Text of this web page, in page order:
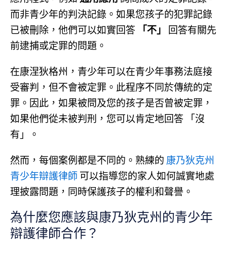
而非青少年的判決記錄。如果您孩子的犯罪記錄
已被刪除，他們可以如實回答 「不」 回答有關先
前逮捕或定罪的問題。
在康涅狄格州，青少年可以在青少年事務法庭接
受審判，但不會被定罪。此程序不同於傳統的定
罪。因此，如果被問及您的孩子是否曾被定罪，
如果他們從未被判刑，您可以肯定地回答 「沒
有」。
然而，每個案例都是不同的。熟練的康乃狄克州
青少年辯護律師可以指導您的家人如何誠實地處
理披露問題，同時保護孩子的權利和聲譽。
為什麼您應該與康乃狄克州的青少年
辯護律師合作？